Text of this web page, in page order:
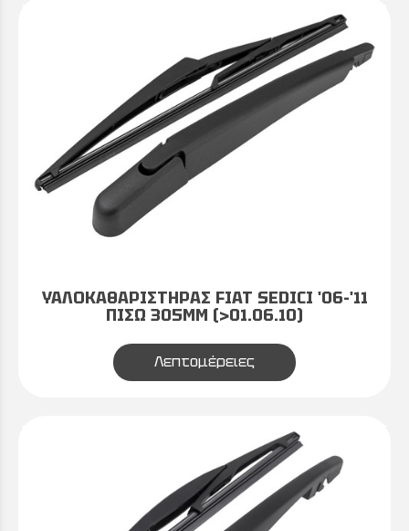
ΥΑΛΟΚΑΘΑΡΙΣΤΗΡΑΣ FIAT SEDICI '06-'11
ΠΙΣΩ 305MM (>01.06.10)
Λεπτομέρειες